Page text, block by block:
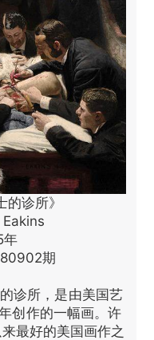
诊所》
年
期
诊所，是由美国艺
创作的一幅画。许
最好的美国画作之